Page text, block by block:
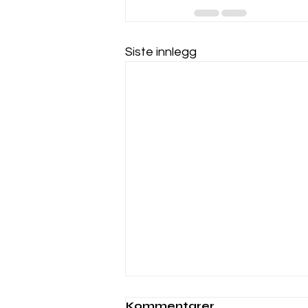
Siste innlegg
Webinar 6. november